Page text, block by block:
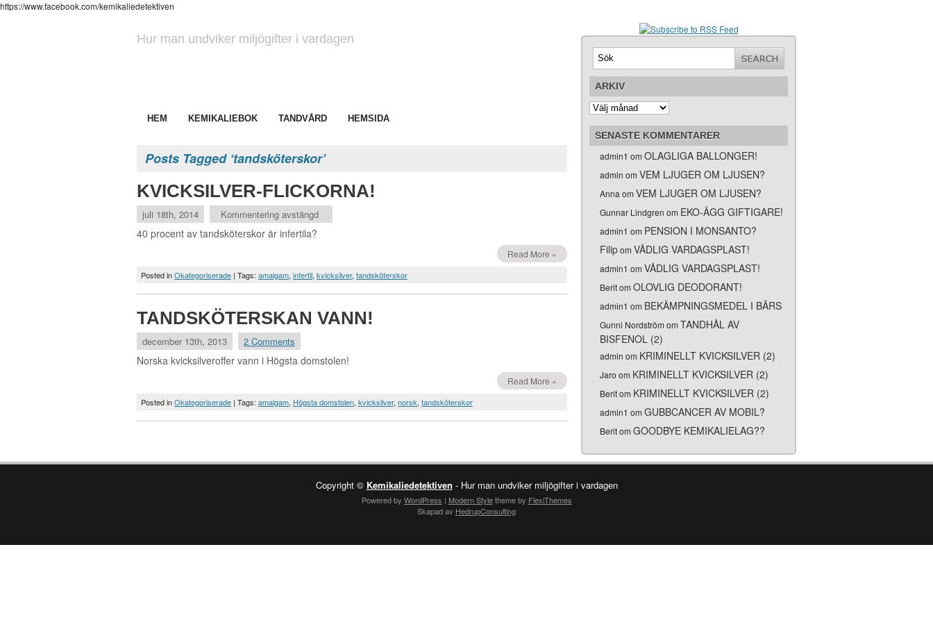
https://www.facebook.com/kemikaliedetektiven
Hur man undviker miljögifter i vardagen
HEM KEMIKALIEBOK TANDVÅRD HEMSIDA
Posts Tagged ‘tandsköterskor’
KVICKSILVER-FLICKORNA!
juli 18th, 2014 Kommentering avstängd
40 procent av tandsköterskor är infertila?
Read More »
Posted inOkategoriserade | Tags: amalgam, infertil, kvicksilver, tandsköterskor
TANDSKÖTERSKAN VANN!
december 13th, 2013 2 Comments
Norska kvicksilveroffer vann i Högsta domstolen!
Read More »
Posted inOkategoriserade | Tags: amalgam, Högsta domstolen, kvicksilver, norsk, tandsköterskor
ARKIV
SENASTE KOMMENTARER
admin1 om OLAGLIGA BALLONGER!
admin om VEM LJUGER OM LJUSEN?
Anna om VEM LJUGER OM LJUSEN?
Gunnar Lindgren om EKO-ÄGG GIFTIGARE!
admin1 om PENSION I MONSANTO?
Filipom VÅDLIG VARDAGSPLAST!
admin1 om VÅDLIG VARDAGSPLAST!
Berit om OLOVLIG DEODORANT!
admin1 om BEKÄMPNINGSMEDEL I BÄRS
Gunni Nordström om TANDHÅL AV
BISFENOL (2)
admin om KRIMINELLT KVICKSILVER (2)
Jaro om KRIMINELLT KVICKSILVER (2)
Berit om KRIMINELLT KVICKSILVER (2)
admin1 om GUBBCANCER AV MOBIL?
Berit om GOODBYE KEMIKALIELAG??
Copyright © Kemikaliedetektiven - Hur man undviker miljögifter i vardagen
Powered by WordPress | Modern Styletheme by FlexiThemes
Skapad av HedrupConsulting